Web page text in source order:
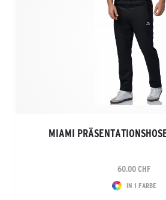
MIAMI
60.00 CHF
IN 1 FARBE